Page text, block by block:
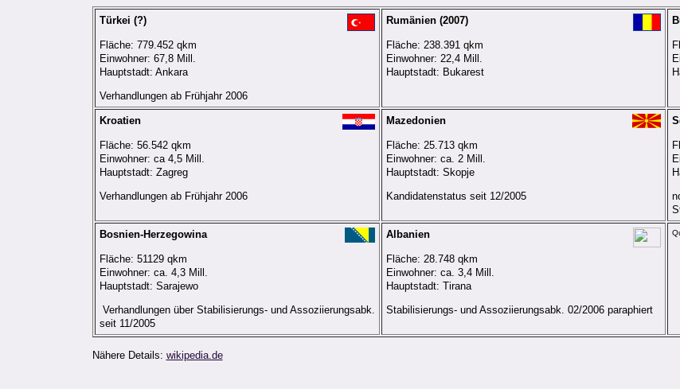
Türkei (?)
Fläche: 779.452 qkm
Einwohner: 67,8 Mill.
Hauptstadt: Ankara
Verhandlungen ab Frühjahr 2006
Rumänien (2007)
Fläche: 238.391 qkm
Einwohner: 22,4 Mill.
Hauptstadt: Bukarest
Kroatien
Fläche: 56.542 qkm
Einwohner: ca 4,5 Mill.
Hauptstadt: Zagreg
Verhandlungen ab Frühjahr 2006
Mazedonien
Fläche: 25.713 qkm
Einwohner: ca. 2 Mill.
Hauptstadt: Skopje
Kandidatenstatus seit 12/2005
Bosnien-Herzegowina
Fläche: 51129 qkm
Einwohner: ca. 4,3 Mill.
Hauptstadt: Sarajewo
Verhandlungen über Stabilisierungs- und Assoziierungsabk.
seit 11/2005
Albanien
Fläche: 28.748 qkm
Einwohner: ca. 3,4 Mill.
Hauptstadt: Tirana
Stabilisierungs- und Assoziierungsabk. 02/2006 paraphiert
Nähere Details: wikipedia.de